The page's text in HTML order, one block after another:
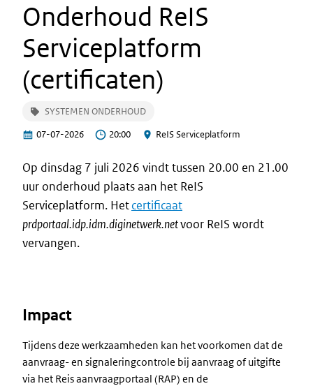
Onderhoud ReIS
Serviceplatform
(certificaten)
SYSTEMEN ONDERHOUD
07-07-2026
20:00 ReIS Serviceplatform
Op dinsdag 7 juli 2026 vindt tussen 20.00 en 21.00
uur onderhoud plaats aan het ReIS
Serviceplatform. Hetcertificaat
prdportaal.idp.idm.diginetwerk.netvoor ReIS wordt
vervangen.
Impact
Tijdens deze werkzaamheden kan het voorkomen dat de
aanvraag- en signaleringcontrole bij aanvraag of uitgifte
via het Reis aanvraagportaal (RAP) en de